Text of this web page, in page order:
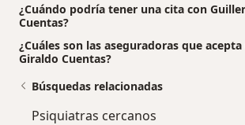
¿Cuándo podría tener una cita con
Cuentas?
¿Cuáles son las aseguradoras que
Giraldo Cuentas?
Búsquedas relacionadas
Psiquiatras cercanos